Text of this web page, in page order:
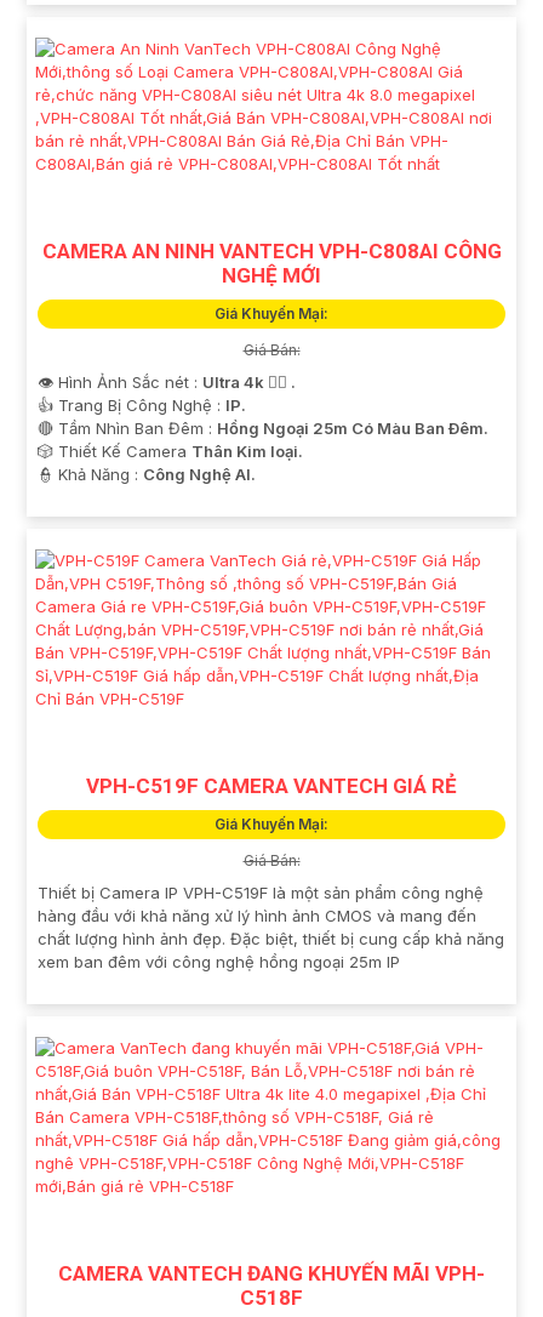
CAMERA AN NINH VANTECH VPH-C808AI CÔNG
NGHỆ MỚI
Giá Khuyến Mại:
Giá Bán:
👁 Hình Ảnh Sắc nét : Ultra 4k 👍🏾 .
👍 Trang Bị Công Nghệ : IP.
🔴 Tầm Nhìn Ban Đêm : Hồng Ngoại 25m Có Màu Ban Ðêm.
🎲 Thiết Kế Camera Thân Kim loại.
️👮 Khả Năng : Công Nghệ AI.
VPH-C519F CAMERA VANTECH GIÁ RẺ
Giá Khuyến Mại:
Giá Bán:
Thiết bị Camera IP VPH-C519F là một sản phẩm công nghệ
hàng đầu với khả năng xử lý hình ảnh CMOS và mang đến
chất lượng hình ảnh đẹp. Đặc biệt, thiết bị cung cấp khả năng
xem ban đêm với công nghệ hồng ngoại 25m IP
CAMERA VANTECH ĐANG KHUYẾN MÃI VPH-
C518F